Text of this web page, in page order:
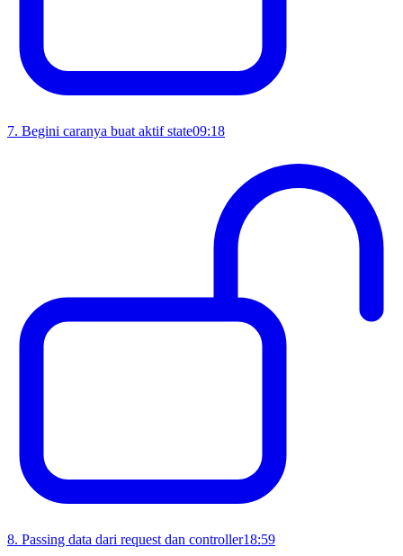
7. Begini caranya buat aktif state09:18
8. Passing data dari request dan controller18:59